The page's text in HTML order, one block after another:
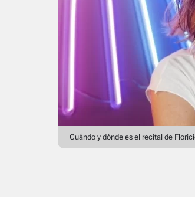
Cuándo y dónde es el recital de